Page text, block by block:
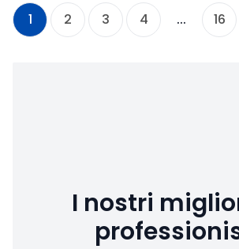
1 2 3 4 ... 16
I nostri